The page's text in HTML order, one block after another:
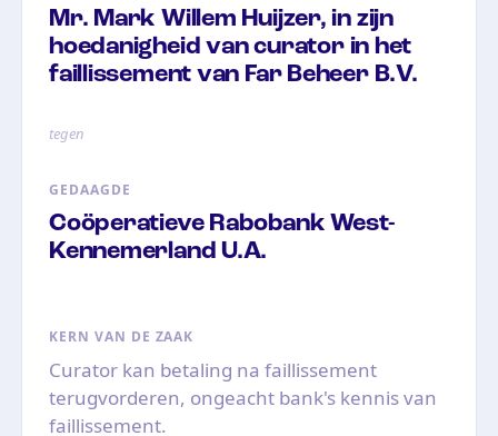
Mr. Mark Willem Huijzer, in zijn
hoedanigheid van curator in het
faillissement van Far Beheer B.V.
tegen
GEDAAGDE
Coöperatieve Rabobank West-
Kennemerland U.A.
KERN VAN DE ZAAK
Curator kan betaling na faillissement
terugvorderen, ongeacht bank's kennis van
faillissement.